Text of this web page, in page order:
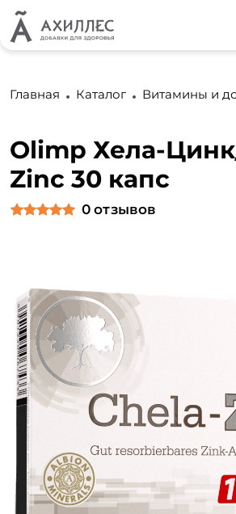
Главная Каталог Витамины и
Olimp Хела-
Zinc 30 капс
0 отзывов